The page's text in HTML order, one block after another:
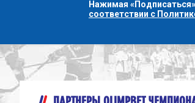
Нажимая
соответствии с